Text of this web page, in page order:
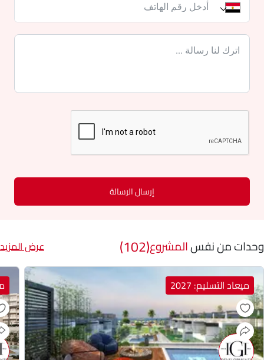
إرسال الرسالة
وحدات من نفسالمشروع(102) عرض المزيد
ميعاد التسليم: 2027